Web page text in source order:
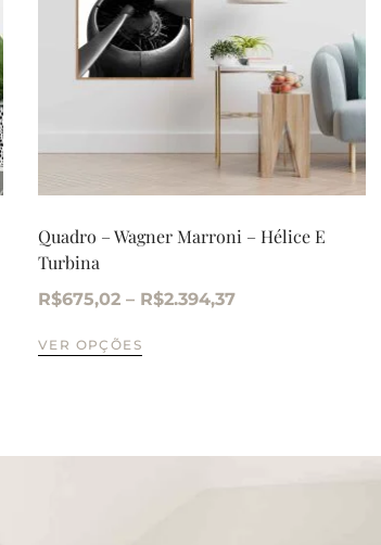
Quadro – Wagner Marroni – Hélice E
Turbina
R$675,02 – R$2.394,37
VER OPÇÕES